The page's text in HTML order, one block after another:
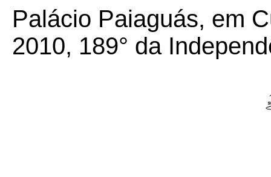
Palácio Paiaguás, em
2010, 189° da